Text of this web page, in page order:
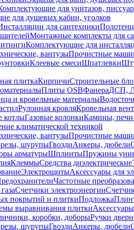
для унитазов,
для душевых кабин, уголков
для сантехники
Монтажные комплекты для
Комплектующие для
вантузыПрочистные
Клеевые смесиШпатлевки
плиткаКирпичиСтроительные
Плиты OSBФанераДСП,
и кровельные материалы
Рулонная кровляКровельная
котлыГазовые колонкиКамины,
климатической техникой
вантузыПрочистные
шурупыГвоздиАнкеры, дюбели
арматурыШплинтыПружины
КлеммыСредства диэлектрические
ЭлектрощитыАксессуары для
Частотные
Счетчики электроэнергии
покрытий и плиткиПодложка
выравнивания плитки
коробки, доборыРучки
шурупыГвоздиАнкеры, дюбели